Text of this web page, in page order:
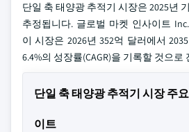
단일 축 태양광 추적기 시장은 2025년
추정됩니다. 글로벌 마켓 인사이트
이 시장은 2026년 352억 달러에서
6.4%의 성장률(CAGR)을 기록할 것으로
단일 축 태양광 추적기 시장 주
이트